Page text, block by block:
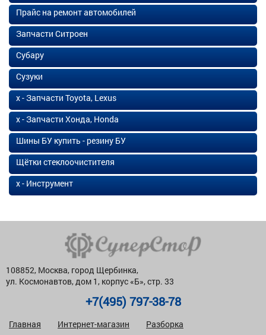
Прайс на ремонт автомобилей
Запчасти Ситроен
Субару
Сузуки
х - Запчасти Toyota, Lexus
х - Запчасти Хонда, Honda
Шины БУ купить - резину БУ
Щётки стеклоочистителя
х - Инструмент
108852, Москва, город Щербинка,
ул. Космонавтов, дом 1, корпус «Б», стр. 33
+7(495) 797-38-78
Главная Интернет-магазин
Разборка